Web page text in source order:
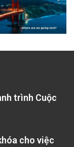
trình Cuộc
cho việc